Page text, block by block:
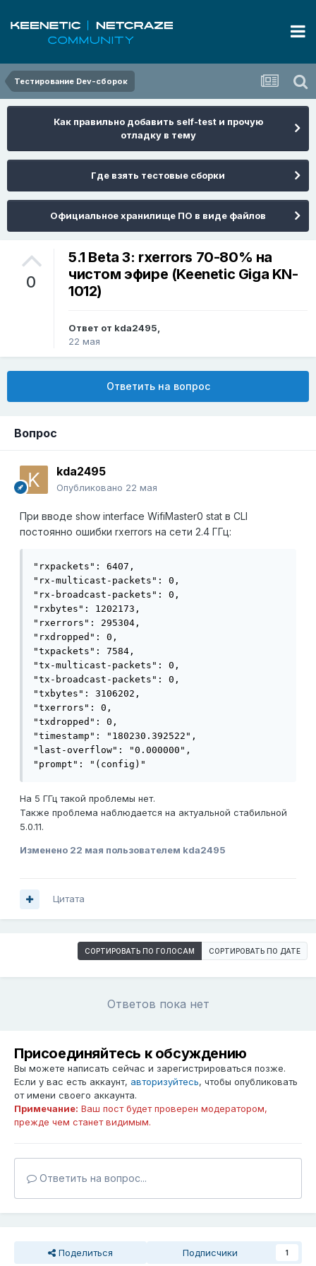
Тестирование Dev-сборок
Как правильно добавить self-test и прочую
отладку в тему
Где взять тестовые сборки
Официальное хранилище ПО в виде файлов
0
5.1 Beta 3: rxerrors 70-80% на
чистом эфире (Keenetic Giga KN-
1012)
Ответ от kda2495,
22 мая
Ответить на вопрос
Вопрос
kda2495
Опубликовано 22 мая
При вводе show interface WifiMaster0 stat в CLI
постоянно ошибки rxerrors на сети 2.4 ГГц:
"rxpackets": 6407,
"rx-multicast-packets": 0,
"rx-broadcast-packets": 0,
"rxbytes": 1202173,
"rxerrors": 295304,
"rxdropped": 0,
"txpackets": 7584,
"tx-multicast-packets": 0,
"tx-broadcast-packets": 0,
"txbytes": 3106202,
"txerrors": 0,
"txdropped": 0,
"timestamp": "180230.392522",
"last-overflow": "0.000000",
"prompt": "(config)"
На 5 ГГц такой проблемы нет.
Также проблема наблюдается на актуальной стабильной
5.0.11.
Изменено 22 мая пользователем kda2495
Цитата
СОРТИРОВАТЬ ПО ГОЛОСАМ СОРТИРОВАТЬ ПО ДАТЕ
Ответов пока нет
Присоединяйтесь к обсуждению
Вы можете написать сейчас и зарегистрироваться позже.
Если у вас есть аккаунт, авторизуйтесь, чтобы опубликовать
от имени своего аккаунта.
Примечание: Ваш пост будет проверен модератором,
прежде чем станет видимым.
Ответить на вопрос...
Поделиться Подписчики 1